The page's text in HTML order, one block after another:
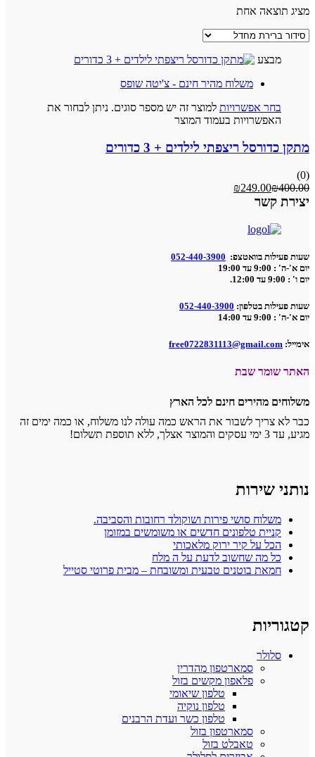
מציג תוצאה אחת
מבצע
משלוח מהיר חינם - צ'יטה שופס
בחר אפשרויות למוצר זה יש מספר סוגים. ניתן לבחור את
האפשרויות בעמוד המוצר
מתקן כדורסל ריצפתי לילדים + 3 כדורים
(0)
₪400.00
₪249.00
יצירת קשר
שעות פעילות בוואטצפ: 052-440-3900
יום א'-ה' : 9:00 עד 19:00
יום ו' : 9:00 עד 12:00.
שעות פעילות בטלפון: 052-440-3900
יום א'-ה' : 9:00 עד 14:00
אימייל: free0722831113@gmail.com
האתר שומר שבת
משלוחים מהירים חינם לכל הארץ
כבר לא צריך לשבור את הראש כמה עולה לנו משלוח, או כמה ימים זה
מגיע, עד 3 ימי עסקים והמוצר אצלך, ללא תוספת תשלום!
נותני שירות
משלוח סושי פירות ושוקולד רחובות והסביבה.
קניית טלפונים חדשים או משומשים במזומן
הכל על קיר ירוק מלאכותי
כל מה שחשוב לדעת על ה מלח
חמאת בוטנים טבעית ומשובחת – מבית פרוטי סטייל
קטגוריות
סלולר
סמארטפון מהדרין
פלאפון מקשים בזול
טלפון שיאומי
טלפון נוקיה
טלפון כשר ועדת הרבנים
סמארטפון בזול
טאבלט בזול